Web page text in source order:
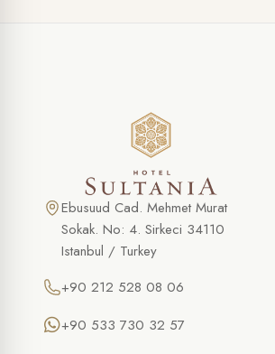
ЭЛ. ПОЧТА *
ЖЕЛАЕМАЯ ДАТА
Ebusuud Cad. Mehmet Murat
Sokak. No: 4. Sirkeci 34110
Istanbul / Turkey
+90 212 528 08 06
+90 533 730 32 57